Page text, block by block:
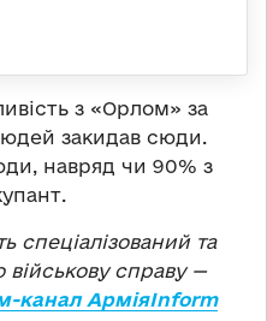
з «Орлом» за
закидав сюди.
навряд чи 90% з
спеціалізований та
військову справу —
канал АрміяInform